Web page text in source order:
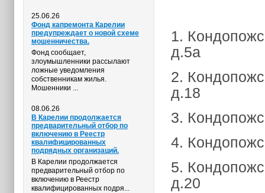
25.06.26
Фонд капремонта Карелии
предупреждает о новой схеме
мошенничества.
Фонд сообщает,
злоумышленники рассылают
ложные уведомления
собственникам жилья.
Мошенники ...
08.06.26
В Карелии продолжается
предварительный отбор по
включению в Реестр
квалифицированных
подрядных организаций.
В Карелии продолжается
предварительный отбор по
включению в Реестр
квалифицированных подря...
1.
д.5а
2.
д.18
3.
4.
5.
д.20